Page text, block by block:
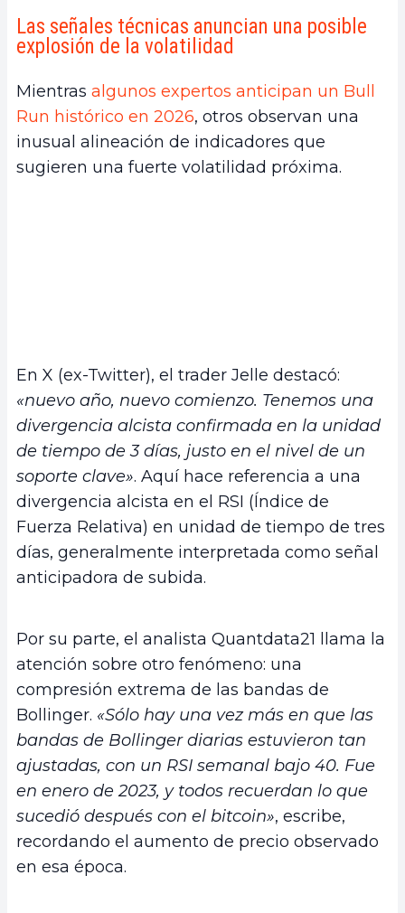
Las señales técnicas anuncian una posible
explosión de la volatilidad
Mientras algunos expertos anticipan un Bull
Run histórico en 2026, otros observan una
inusual alineación de indicadores que
sugieren una fuerte volatilidad próxima.
En X (ex-Twitter), el trader Jelle destacó:
«nuevo año, nuevo comienzo. Tenemos una
divergencia alcista confirmada en la unidad
de tiempo de 3 días, justo en el nivel de un
soporte clave». Aquí hace referencia a una
divergencia alcista en el RSI (Índice de
Fuerza Relativa) en unidad de tiempo de tres
días, generalmente interpretada como señal
anticipadora de subida.
Por su parte, el analista Quantdata21 llama la
atención sobre otro fenómeno: una
compresión extrema de las bandas de
Bollinger. «Sólo hay una vez más en que las
bandas de Bollinger diarias estuvieron tan
ajustadas, con un RSI semanal bajo 40. Fue
en enero de 2023, y todos recuerdan lo que
sucedió después con el bitcoin», escribe,
recordando el aumento de precio observado
en esa época.